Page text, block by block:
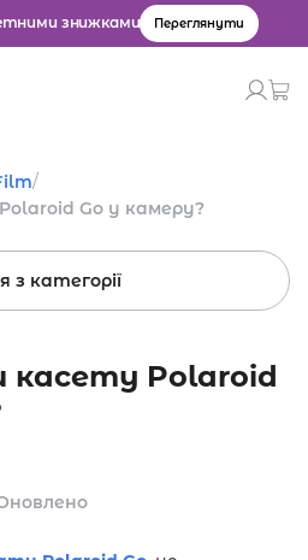
знижками Переглянути
пошуку.
/
Go у камеру?
категорії
Polaroid